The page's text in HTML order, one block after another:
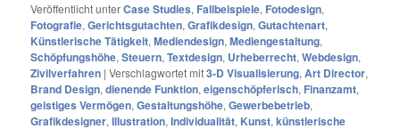
Veröffentlicht unterCase Studies, Fallbeispiele, Fotodesign,
Fotografie,Gerichtsgutachten,Grafikdesign,Gutachtenart,
Künstlerische Tätigkeit,Mediendesign,Mediengestaltung,
Schöpfungshöhe,Steuern,Textdesign, Urheberrecht,Webdesign,
Zivilverfahren |Verschlagwortet mit3-D Visualisierung,Art Director,
Brand Design,dienende Funktion,eigenschöpferisch, Finanzamt,
geistiges Vermögen,Gestaltungshöhe,Gewerbebetrieb,
Grafikdesigner,Illustration,Individualität, Kunst,künstlerische